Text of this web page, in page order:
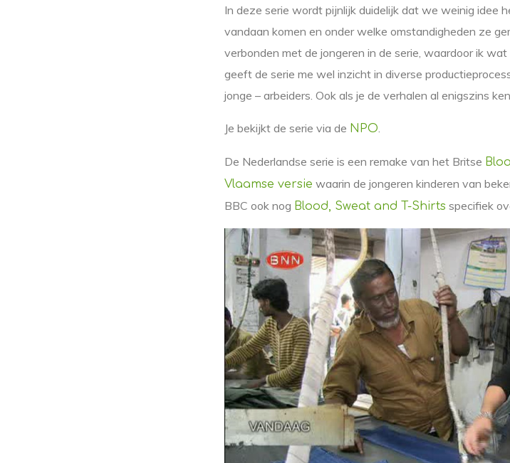
In deze serie wordt pijnlijk duidelijk dat we weinig idee
vandaan komen en onder welke omstandigheden ze
verbonden met de jongeren in de serie, waardoor ik
geeft de serie me wel inzicht in diverse
jonge – arbeiders. Ook als je de verhalen al enigszins
Je bekijkt de serie via de NPO.
De Nederlandse serie is een remake van het Britse
Vlaamse versie waarin de jongeren kinderen van
BBC ook nog Blood, Sweat and T-Shirts specifiek